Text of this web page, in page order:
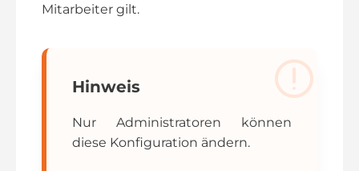
Mitarbeiter gilt.
Hinweis
Nur Administratoren können
diese Konfiguration ändern.